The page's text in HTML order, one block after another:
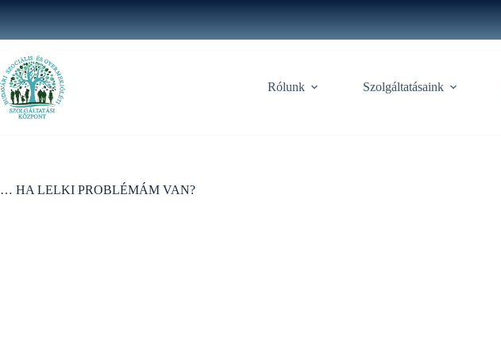
Rólunk Szolgáltatásaink
… HA LELKI PROBLÉMÁM VAN?